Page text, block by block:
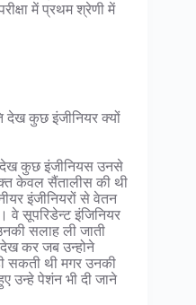
में प्रथम श्रेणी में
देख कुछ इंजीनियर क्यों
देख कुछ इंजीनियस उनसे
केवल सैंतालीस की थी
इंजीनियरों से वेतन
वे सूपरिडेन्ट इंजिनियर
सलाह ली जाती
कर जब उन्होने
सकती थी मगर उनकी
उन्हे पेशंन भी दी जाने